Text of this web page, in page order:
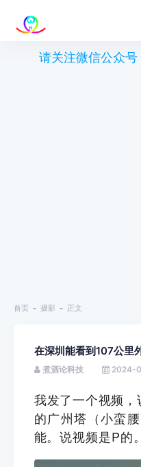
请关注微信公众
首页 摄影 正文
在深圳能看到107公里
煮酒论科技 2024-
我发了一个视频
的广州塔（小蛮
能。说视频是P的。